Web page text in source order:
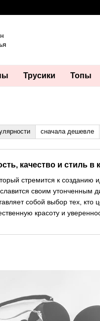
Трусики Топы
сначала дешевле
качество и стиль
стремится к созданию
своим утонченным
собой выбор тех, кто
красоту и
представлен
комплекты на
Наш ассортимент также